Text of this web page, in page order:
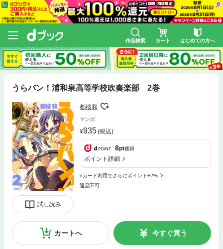
作品検索 カート はじめての方へ
うらバン！浦和泉高等学校吹奏楽部 2巻
試し読み
都桜和
マンガ
935(税込)
8pt獲得
ポイント詳細
dカード利用でさらにポイント+2%
返品不可
カートへ 今すぐ買う